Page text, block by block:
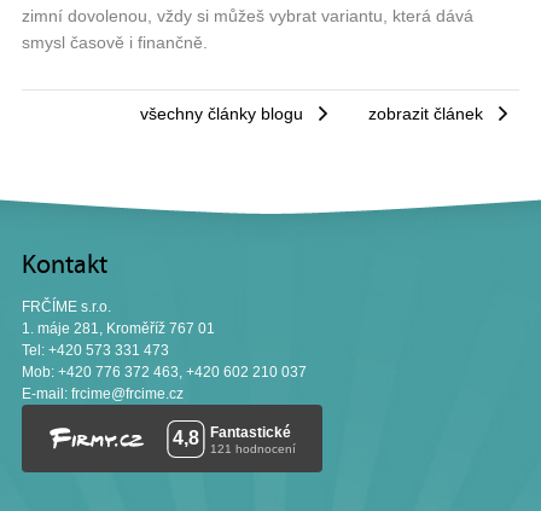
zimní dovolenou, vždy si můžeš vybrat variantu, která dává
smysl časově i finančně.
všechny články blogu zobrazit článek
Kontakt
FRČÍME s.r.o.
1. máje 281, Kroměříž 767 01
Tel: +420 573 331 473
Mob: +420 776 372 463, +420 602 210 037
E-mail: frcime@frcime.cz